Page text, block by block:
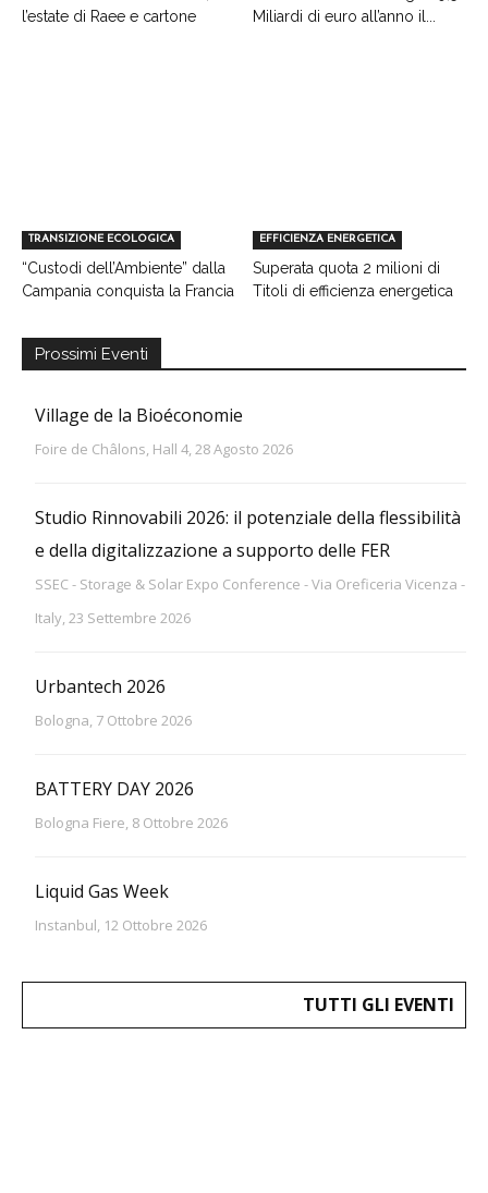
l’estate di Raee e cartone
Miliardi di euro all’anno il...
TRANSIZIONE ECOLOGICA
“Custodi dell’Ambiente” dalla
Campania conquista la Francia
EFFICIENZA ENERGETICA
Superata quota 2 milioni di
Titoli di efficienza energetica
Prossimi Eventi
Village de la Bioéconomie
Foire de Châlons, Hall 4, 28 Agosto 2026
Studio Rinnovabili 2026: il potenziale della flessibilità
e della digitalizzazione a supporto delle FER
SSEC - Storage & Solar Expo Conference - Via Oreficeria Vicenza -
Italy, 23 Settembre 2026
Urbantech 2026
Bologna, 7 Ottobre 2026
BATTERY DAY 2026
Bologna Fiere, 8 Ottobre 2026
Liquid Gas Week
Instanbul, 12 Ottobre 2026
TUTTI GLI EVENTI